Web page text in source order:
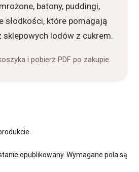
batony, puddingi,
słodkości, które pomagają
sklepowych lodów z cukrem.
i pobierz PDF po zakupie.
opublikowany. Wymagane pola są